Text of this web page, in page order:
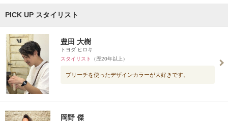
PICK UP スタイリスト
豊田 大樹
トヨダ ヒロキ
スタイリスト
（歴20年以上）
ブリーチを使ったデザインカラーが大好きです。
岡野 傑